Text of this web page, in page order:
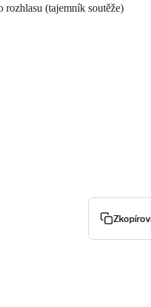
rozhlasu (tajemník soutěže)